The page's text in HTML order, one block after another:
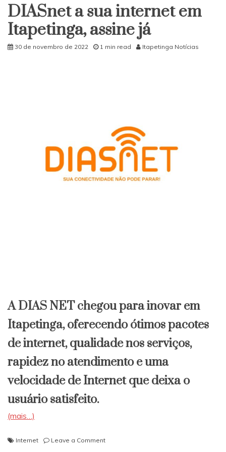
DIASnet a sua internet em
Itapetinga, assine já
30 de novembro de 2022 1 min read Itapetinga Notícias
A DIAS NET chegou para inovar em
Itapetinga, oferecendo ótimos pacotes
de internet, qualidade nos serviços,
rapidez no atendimento e uma
velocidade de Internet que deixa o
usuário satisfeito.
(mais…)
Internet Leave a Commenton